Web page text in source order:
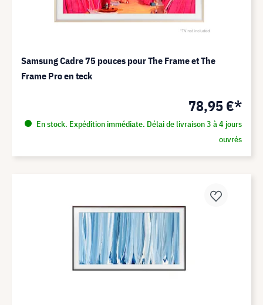
Samsung Cadre 75 pouces pour The Frame et The
Frame Pro en teck
78,95 €*
En stock. Expédition immédiate. Délai de livraison 3 à 4 jours
ouvrés